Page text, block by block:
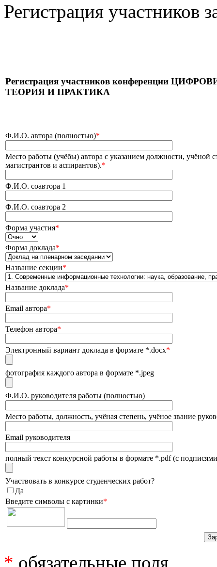
Регистрация участников
Регистрация участников конференции
ТЕОРИЯ И ПРАКТИКА
Ф.И.О. автора (полностью)*
Место работы (учёбы) автора с указанием должности, учёной
магистрантов и аспирантов).*
Ф.И.О. соавтора 1
Ф.И.О. соавтора 2
Форма участия*
Форма доклада*
Название секции*
Название доклада*
Email автора*
Телефон автора*
Электронный вариант доклада в формате *.docx*
фотография каждого автора в формате *.jpeg
Ф.И.О. руководителя работы (полностью)
Место работы, должность, учёная степень, учёное звание
Email руководителя
полный текст конкурсной работы в формате *.pdf (с
Участвовать в конкурсе студенческих работ?
Да
Введите символы с картинки*
* обязательные поля